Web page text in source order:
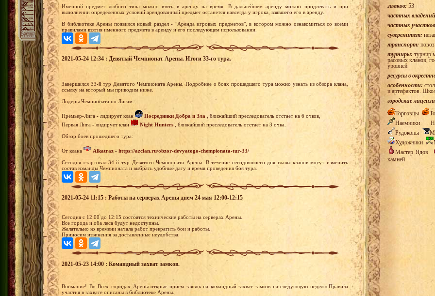
Именной предмет любого типа можно взять в аренду на время. В дальнейшем аренду можно продлевать и при
выполнении определенных условий арендованный предмет останется навсегда у игрока, взявшего его в аренду.
В библиотеке Арены появился новый раздел - "Аренда игровых предметов", в котором можно ознакомиться со всеми
правилами взятия именного предмета в аренду и его последующем использовании.
2021-05-24 12:34 : Девятый Чемпионат Арены. Итоги 33-го тура.
Завершился 33-й тур Девятого Чемпионата Арены. Подробнее о боях прошедшего тура можно узнать из обзора клана,
ссылку на который мы приводим ниже.
Лидеры Чемпионата по Лигам:
Премьер-Лига - лидирует клан Посредники Добра и Зла , ближайший преследователь отстает на 6 очков,
Первая Лига - лидирует клан
Night Hunters , ближайший преследователь отстает на 3 очка.
Обзор боев прошедшего тура:
От клана Alkatraz - https://azclan.ru/obzor-devyatogo-chempionata-tur-33/
Сегодня стартовал 34-й тур Девятого Чемпионата Арены. В течение сегодняшнего дня главы кланов могут изменить
состав команды Чемпионата и выбрать удобные дату и время проведения боя тура.
2021-05-24 11:15 : Работы на серверах Арены днем 24 мая 12:00-12:15
Сегодня с 12:00 до 12:15 состоятся технические работы на серверах Арены.
Все города и оба леса будут недоступны.
Желательно ко времени начала работ прекратить бои и работы.
Приносим извинения за доставленные неудобства.
2021-05-23 14:00 : Командный захват замков.
Внимание! Во Всех городах Арены открыт прием заявок на командный захват замков на следующую неделю.Правила
участия в захвате описаны в библиотеке Арены.
замков: 53
частных
частных
суверенитет:
транспорт:
турниры: турнир
расовых кланов,
уровней
ресурсы в
особенности:
и артефактов.
городские
Торговцы
Наемники
Рудокопы
Художники
Мастер Ядов
камней